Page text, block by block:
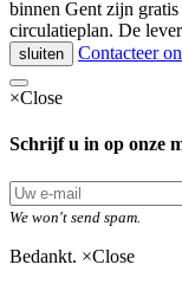
binnen Gent zijn
circulatieplan. De
sluiten Contacteer
×Close
Schrijf u in op onze
We won't send spam.
Bedankt. ×Close